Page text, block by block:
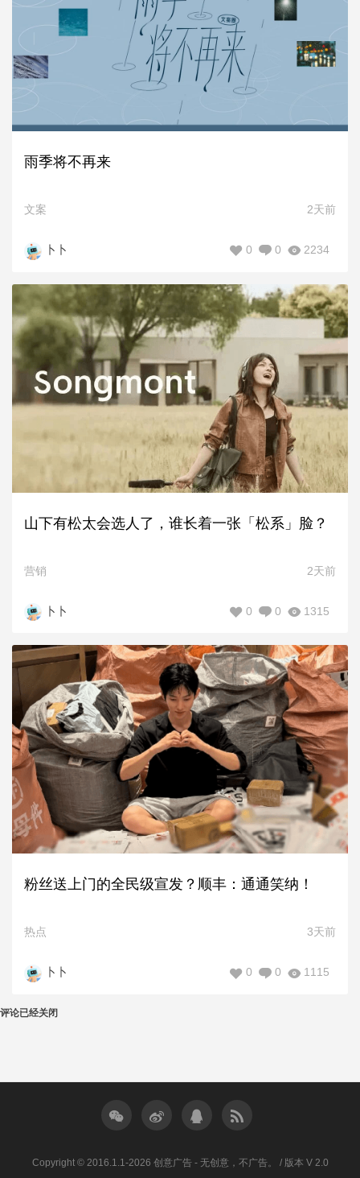
雨季将不再来
文案 2天前
卜卜 2234
0
0
山下有松太会选人了，谁长着一张「松系」脸？
营销 2天前
卜卜 1315
0
0
粉丝送上门的全民级宣发？顺丰：通通笑纳！
热点 3天前
卜卜 1115
0
0
评论已经关闭
Copyright © 2016.1.1-2026 创意广告 - 无创意，不广告。 / 版本 V 2.0